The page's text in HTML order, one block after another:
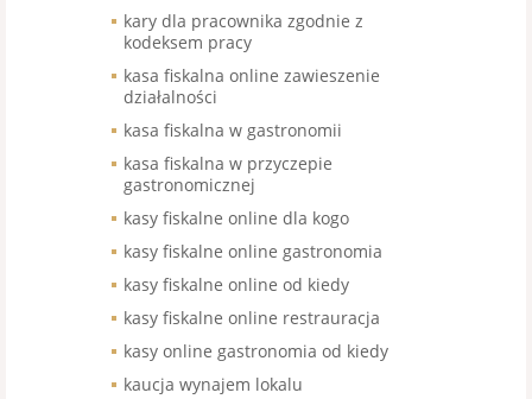
kary dla pracownika zgodnie z
kodeksem pracy
kasa fiskalna online zawieszenie
działalności
kasa fiskalna w gastronomii
kasa fiskalna w przyczepie
gastronomicznej
kasy fiskalne online dla kogo
kasy fiskalne online gastronomia
kasy fiskalne online od kiedy
kasy fiskalne online restrauracja
kasy online gastronomia od kiedy
kaucja wynajem lokalu